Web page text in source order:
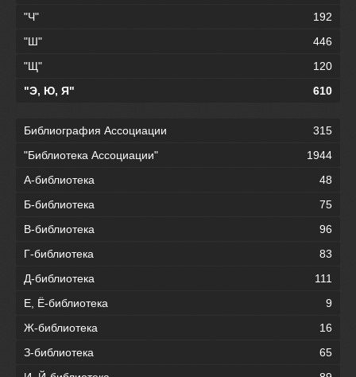
"Ч"
192
"Ш"
446
"Щ"
120
"Э, Ю, Я"
610
Библиография Ассоциации
315
"Библиотека Ассоциации"
1944
А-библиотека
48
Б-библиотека
75
В-библиотека
96
Г-библиотека
83
Д-библиотека
111
Е, Ё-библиотека
9
Ж-библиотека
16
З-библиотека
65